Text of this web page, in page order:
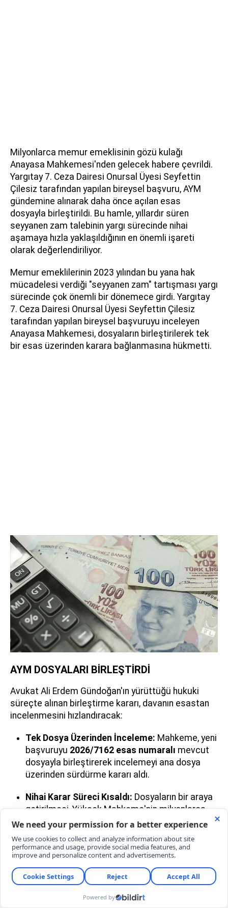
Milyonlarca memur emeklisinin gözü kulağı
Anayasa Mahkemesi'nden gelecek habere çevrildi.
Yargıtay 7. Ceza Dairesi Onursal Üyesi Seyfettin
Çilesiz tarafından yapılan bireysel başvuru, AYM
gündemine alınarak daha önce açılan esas
dosyayla birleştirildi. Bu hamle, yıllardır süren
seyyanen zam talebinin yargı sürecinde nihai
aşamaya hızla yaklaşıldığının en önemli işareti
olarak değerlendiriliyor.
Memur emeklilerinin 2023 yılından bu yana hak
mücadelesi verdiği "seyyanen zam" tartışması yargı
sürecinde çok önemli bir dönemece girdi. Yargıtay
7. Ceza Dairesi Onursal Üyesi Seyfettin Çilesiz
tarafından yapılan bireysel başvuruyu inceleyen
Anayasa Mahkemesi, dosyaların birleştirilerek tek
bir esas üzerinden karara bağlanmasına hükmetti.
AYM DOSYALARI BİRLEŞTİRDİ
Avukat Ali Erdem Gündoğan'ın yürüttüğü hukuki
süreçte alınan birleştirme kararı, davanın esastan
incelenmesini hızlandıracak:
Tek Dosya Üzerinden İnceleme: Mahkeme, yeni
başvuruyu 2026/7162 esas numaralı mevcut
dosyayla birleştirerek incelemeyi ana dosya
üzerinden sürdürme kararı aldı.
Nihai Karar Süreci Kısaldı: Dosyaların bir araya
getirilmesi, Yüksek Mahkeme'nin milyonlarca
emekliyi ilgilendiren bu anayasal itirazı daha
kısa sürede karara bağlayacağı anlamına
geliyor.
'MEMUR VE EMEKLİSİ AYRILMAZ BİR
BÜTÜNDÜR'
Dosyanın temel esasını, 2023 yılı genel seçimleri